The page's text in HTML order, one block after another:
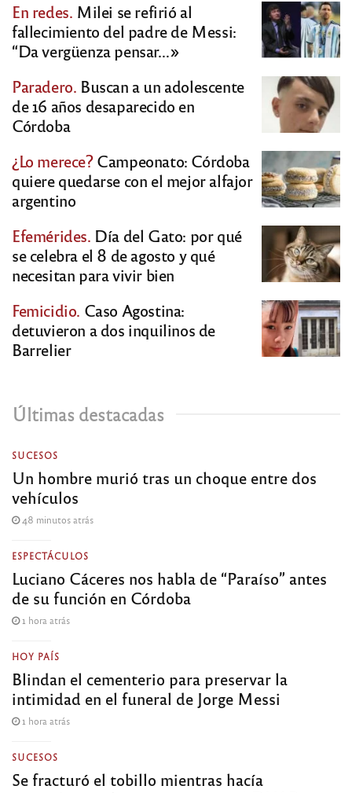
En redes. Milei se refirió al
fallecimiento del padre de Messi:
“Da vergüenza pensar…»
Paradero. Buscan a un adolescente
de 16 años desaparecido en
Córdoba
¿Lo merece?Campeonato: Córdoba
quiere quedarse con el mejor alfajor
argentino
Efemérides. Día del Gato: por qué
se celebra el 8 de agosto y qué
necesitan para vivir bien
Femicidio. Caso Agostina:
detuvieron a dos inquilinos de
Barrelier
Últimas destacadas
SUCESOS
Un hombre murió tras un choque entre dos
vehículos
48 minutos atrás
ESPECTÁCULOS
Luciano Cáceres nos habla de “Paraíso” antes
de su función en Córdoba
1 hora atrás
HOY PAÍS
Blindan el cementerio para preservar la
intimidad en el funeral de Jorge Messi
1 hora atrás
SUCESOS
Se fracturó el tobillo mientras hacía